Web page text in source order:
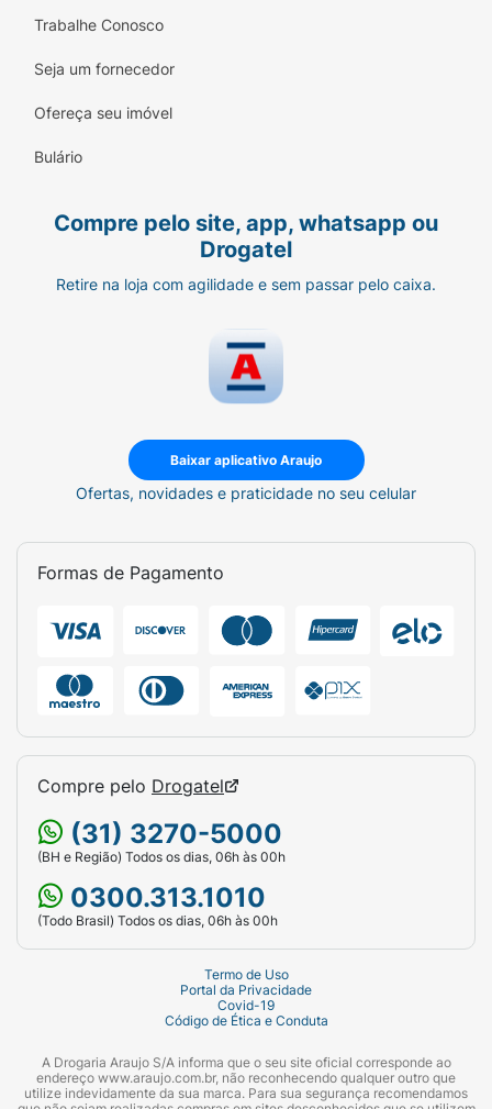
Trabalhe Conosco
Seja um fornecedor
Ofereça seu imóvel
Bulário
Compre pelo site, app, whatsapp ou
Drogatel
Retire na loja com agilidade e sem passar pelo caixa.
Baixar aplicativo Araujo
Ofertas, novidades e praticidade no seu celular
Formas de Pagamento
Compre pelo Drogatel
(31) 3270-5000
(BH e Região) Todos os dias, 06h às 00h
0300.313.1010
(Todo Brasil) Todos os dias, 06h às 00h
Termo de Uso
Portal da Privacidade
Covid-19
Código de Ética e Conduta
A Drogaria Araujo S/A informa que o seu site oficial corresponde ao
endereço www.araujo.com.br, não reconhecendo qualquer outro que
utilize indevidamente da sua marca. Para sua segurança recomendamos